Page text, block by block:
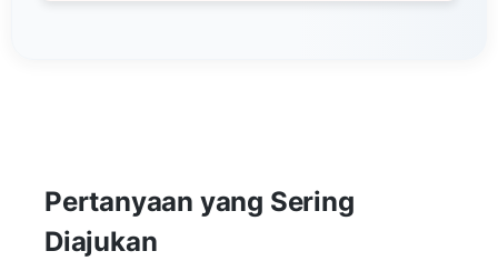
Pertanyaan yang Sering
Diajukan